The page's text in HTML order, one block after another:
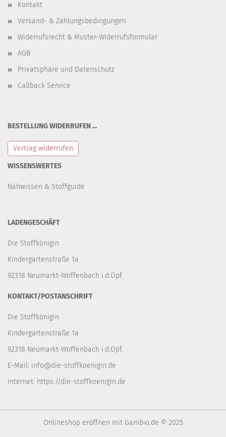
Kontakt
Versand- & Zahlungsbedingungen
Widerrufsrecht & Muster-Widerrufsformular
AGB
Privatsphäre und Datenschutz
Callback Service
BESTELLUNG WIDERRUFEN ...
Vertrag widerrufen
WISSENSWERTES
Nähwissen & Stoffguide
LADENGESCHÄFT
Die Stoffkönigin
Kindergartenstraße 1a
92318 Neumarkt-Woffenbach i.d.Opf.
KONTAKT/POSTANSCHRIFT
Die Stoffkönigin
Kindergartenstraße 1a
92318 Neumarkt-Woffenbach i.d.Opf.
E-Mail: info@die-stoffkoenigin.de
Internet: https://die-stoffkoenigin.de
Onlineshop eröffnen mit Gambio.de © 2025